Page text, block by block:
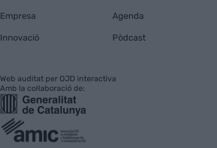
Empresa
Innovació
Agenda
Pòdcast
Web auditat per OJD interactiva
Amb la col·laboració de: